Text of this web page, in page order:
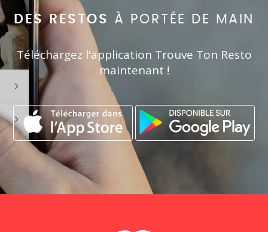
DES RESTOS À PORTÉE DE MAIN
Téléchargez l'application Trouve Ton Resto
maintenant !